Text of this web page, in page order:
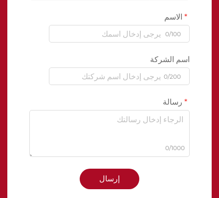
الاسم
0/100
اسم الشركة
0/200
رسالة
0/1000
إرسال